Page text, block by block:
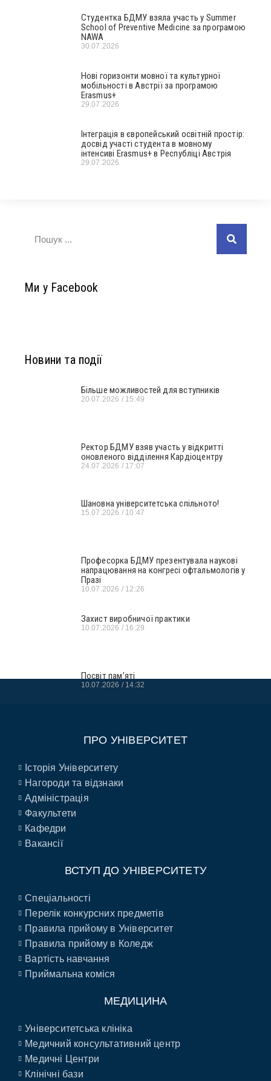
Студентка БДМУ взяла участь у Summer
School of Preventive Medicine за програмою
NAWA
30.07.2026
Нові горизонти мовної та культурної
мобільності в Австрії за програмою
Erasmus+
29.07.2026
Інтеграція в європейський освітній простір:
досвід участі студента в мовному
інтенсиві Erasmus+ в Республіці Австрія
29.07.2026
Ми у Facebook
Новини та події
Більше можливостей для вступників
20.07.2026 15:49
Ректор БДМУ взяв участь у відкритті
оновленого відділення Кардіоцентру
24.07.2026 17:07
Шановна університетська спільното!
15.07.2026 10:47
Професорка БДМУ презентувала наукові
напрацювання на конгресі офтальмологів у
Празі
10.07.2026 12:26
Захист виробничої практики
10.07.2026 16:29
Посвіт пам’яті
10.07.2026 14:32
ПРО УНІВЕРСИТЕТ
Історія Університету
Нагороди та відзнаки
Адміністрація
Факультети
Кафедри
Вакансії
ВСТУП ДО УНІВЕРСИТЕТУ
Спеціальності
Перелік конкурсних предметів
Правила прийому в Університет
Правила прийому в Коледж
Вартість навчання
Приймальна коміся
МЕДИЦИНА
Університетська клініка
Медичний консультативний центр
Медичні Центри
Клінічні бази